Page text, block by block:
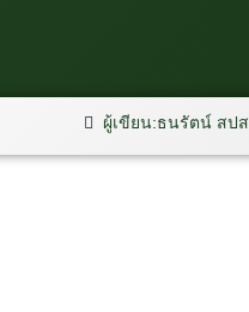
ผู้เขียน:ธนรัตน์ สปส.